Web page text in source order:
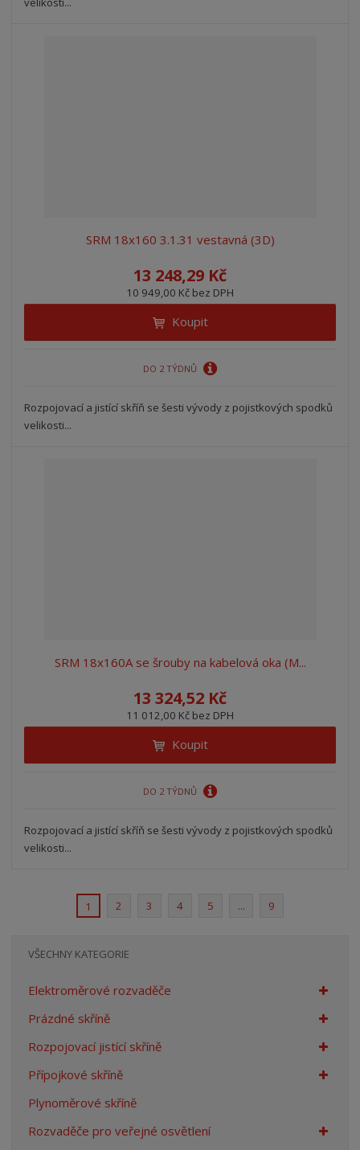
SRM 18x160 3.1.31 vestavná (3D)
13 248,29 Kč
10 949,00 Kč bez DPH
Koupit
DO 2 TÝDNŮ
Rozpojovací a jistící skříň se šesti vývody z pojistkových spodků
velikosti...
SRM 18x160A se šrouby na kabelová oka (M...
13 324,52 Kč
11 012,00 Kč bez DPH
Koupit
DO 2 TÝDNŮ
Rozpojovací a jistící skříň se šesti vývody z pojistkových spodků
velikosti...
1 2 3 4 5 ... 9
VŠECHNY KATEGORIE
Elektroměrové rozvaděče
Prázdné skříně
Rozpojovací jistící skříně
Přípojkové skříně
Plynoměrové skříně
Rozvaděče pro veřejné osvětlení